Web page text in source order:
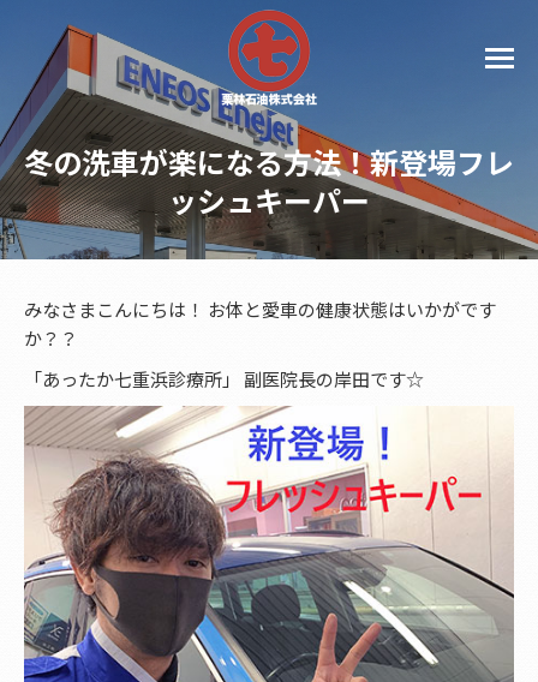
冬の洗車が楽になる方法！新登場フレ
ッシュキーパー
みなさまこんにちは！ お体と愛車の健康状態はいかがです
か？？
「あったか七重浜診療所」 副医院長の岸田です☆